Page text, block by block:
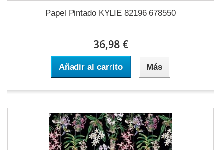
Papel Pintado KYLIE 82196 678550
36,98 €
Añadir al carrito Más